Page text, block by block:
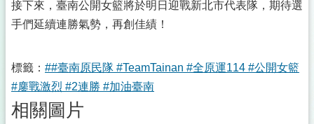
接下來，臺南公開女籃將於明日迎戰新北市代表隊，期待選
手們延續連勝氣勢，再創佳績！
標籤： ##臺南原民隊 #TeamTainan #全原運114 #公開女籃
#鏖戰激烈 #2連勝 #加油臺南
相關圖片